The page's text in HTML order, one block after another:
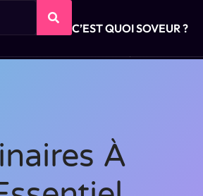
C’EST QUOI SOVEUR ?
À